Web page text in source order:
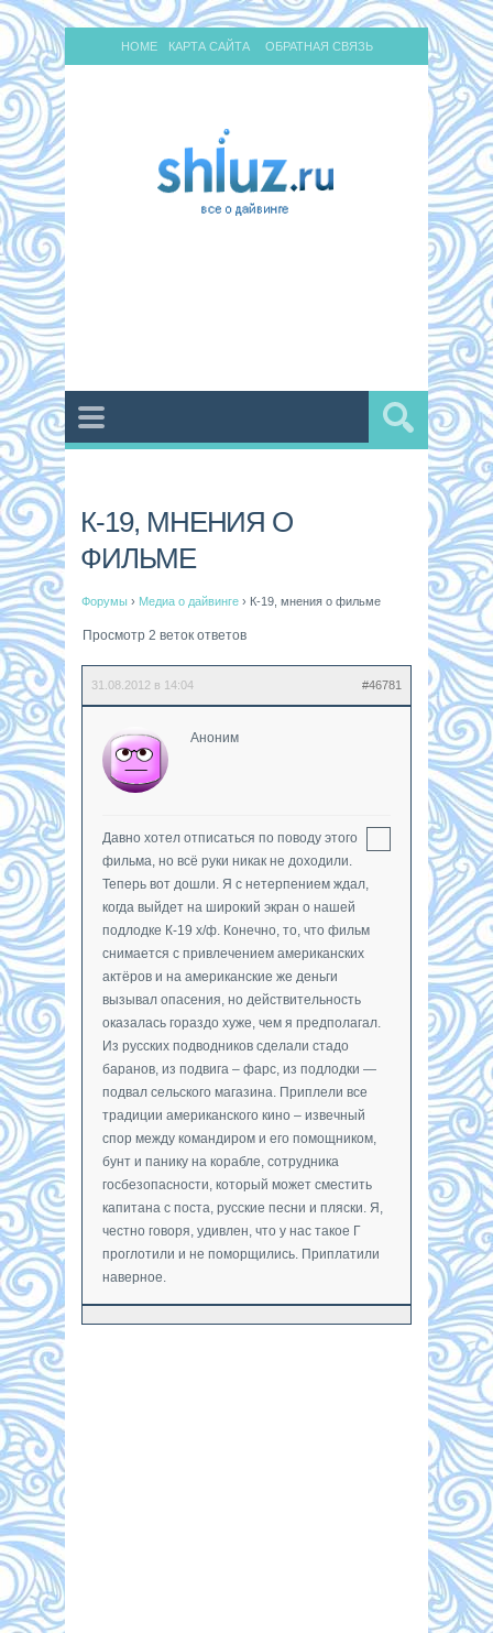
HOME КАРТА САЙТА ОБРАТНАЯ СВЯЗЬ
К-19, МНЕНИЯ О
ФИЛЬМЕ
Форумы › Медиа о дайвинге › К-19, мнения о фильме
Просмотр 2 веток ответов
31.08.2012 в 14:04 #46781
Аноним
Давно хотел отписаться по поводу этого
фильма, но всё руки никак не доходили.
Теперь вот дошли. Я с нетерпением ждал,
когда выйдет на широкий экран о нашей
подлодке К-19 х/ф. Конечно, то, что фильм
снимается с привлечением американских
актёров и на американские же деньги
вызывал опасения, но действительность
оказалась гораздо хуже, чем я предполагал.
Из русских подводников сделали стадо
баранов, из подвига – фарс, из подлодки —
подвал сельского магазина. Приплели все
традиции американского кино – извечный
спор между командиром и его помощником,
бунт и панику на корабле, сотрудника
госбезопасности, который может сместить
капитана с поста, русские песни и пляски. Я,
честно говоря, удивлен, что у нас такое Г
проглотили и не поморщились. Приплатили
наверное.